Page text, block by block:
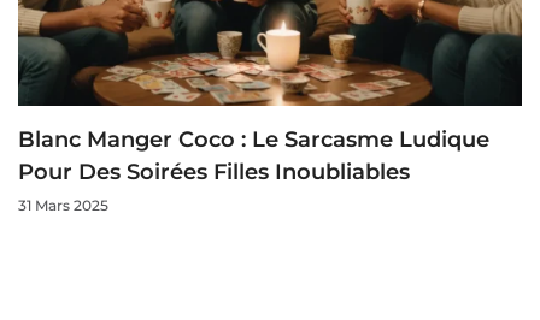
Blanc Manger Coco : Le Sarcasme Ludique
Pour Des Soirées Filles Inoubliables
31 Mars 2025